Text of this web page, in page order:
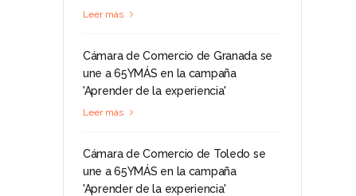
Leer más
Cámara de Comercio de Granada se
une a 65YMÁS en la campaña
'Aprender de la experiencia'
Leer más
Cámara de Comercio de Toledo se
une a 65YMÁS en la campaña
'Aprender de la experiencia'